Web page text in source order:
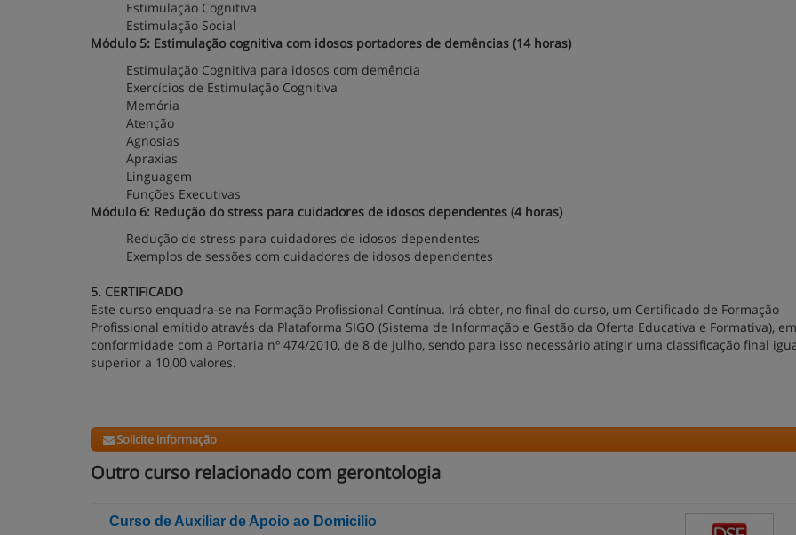
Estimulação Cognitiva
Estimulação Social
Módulo 5: Estimulação cognitiva com idosos portadores de demências (14 horas)
Estimulação Cognitiva para idosos com demência
Exercícios de Estimulação Cognitiva
Memória
Atenção
Agnosias
Apraxias
Linguagem
Funções Executivas
Módulo 6: Redução do stress para cuidadores de idosos dependentes (4 horas)
Redução de stress para cuidadores de idosos dependentes
Exemplos de sessões com cuidadores de idosos dependentes
5. CERTIFICADO
Este curso enquadra-se na Formação Profissional Contínua. Irá obter, no final do curso, um Certificado de Formação
Profissional emitido através da Plataforma SIGO (Sistema de Informação e Gestão da Oferta Educativa e Formativa), em
conformidade com a Portaria nº 474/2010, de 8 de julho, sendo para isso necessário atingir uma classificação final
superior a 10,00 valores.
Solicite informação
Outro curso relacionado com gerontologia
Curso de Auxiliar de Apoio ao Domicilio